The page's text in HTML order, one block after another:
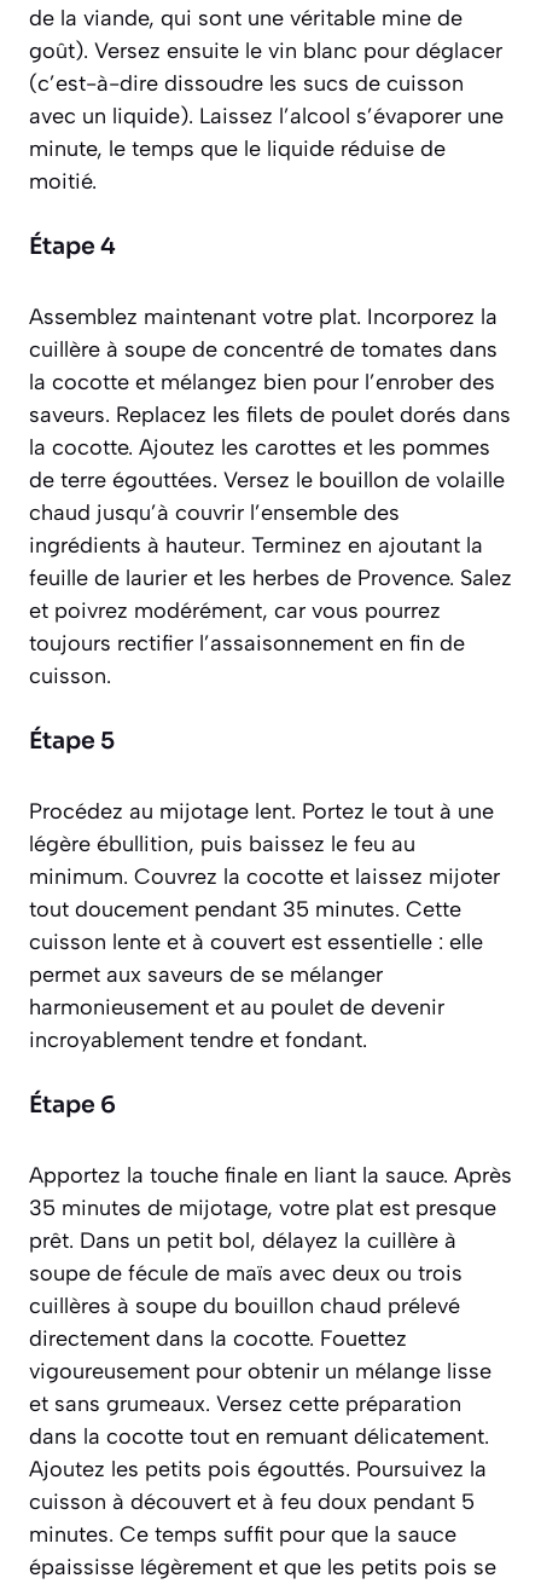
de la viande, qui sont une véritable mine de
goût). Versez ensuite le vin blanc pour déglacer
(c’est-à-dire dissoudre les sucs de cuisson
avec un liquide). Laissez l’alcool s’évaporer une
minute, le temps que le liquide réduise de
moitié.
Étape 4
Assemblez maintenant votre plat. Incorporez la
cuillère à soupe de concentré de tomates dans
la cocotte et mélangez bien pour l’enrober des
saveurs. Replacez les filets de poulet dorés dans
la cocotte. Ajoutez les carottes et les pommes
de terre égouttées. Versez le bouillon de volaille
chaud jusqu’à couvrir l’ensemble des
ingrédients à hauteur. Terminez en ajoutant la
feuille de laurier et les herbes de Provence. Salez
et poivrez modérément, car vous pourrez
toujours rectifier l’assaisonnement en fin de
cuisson.
Étape 5
Procédez au mijotage lent. Portez le tout à une
légère ébullition, puis baissez le feu au
minimum. Couvrez la cocotte et laissez mijoter
tout doucement pendant 35 minutes. Cette
cuisson lente et à couvert est essentielle : elle
permet aux saveurs de se mélanger
harmonieusement et au poulet de devenir
incroyablement tendre et fondant.
Étape 6
Apportez la touche finale en liant la sauce. Après
35 minutes de mijotage, votre plat est presque
prêt. Dans un petit bol, délayez la cuillère à
soupe de fécule de maïs avec deux ou trois
cuillères à soupe du bouillon chaud prélevé
directement dans la cocotte. Fouettez
vigoureusement pour obtenir un mélange lisse
et sans grumeaux. Versez cette préparation
dans la cocotte tout en remuant délicatement.
Ajoutez les petits pois égouttés. Poursuivez la
cuisson à découvert et à feu doux pendant 5
minutes. Ce temps suffit pour que la sauce
épaississe légèrement et que les petits pois se